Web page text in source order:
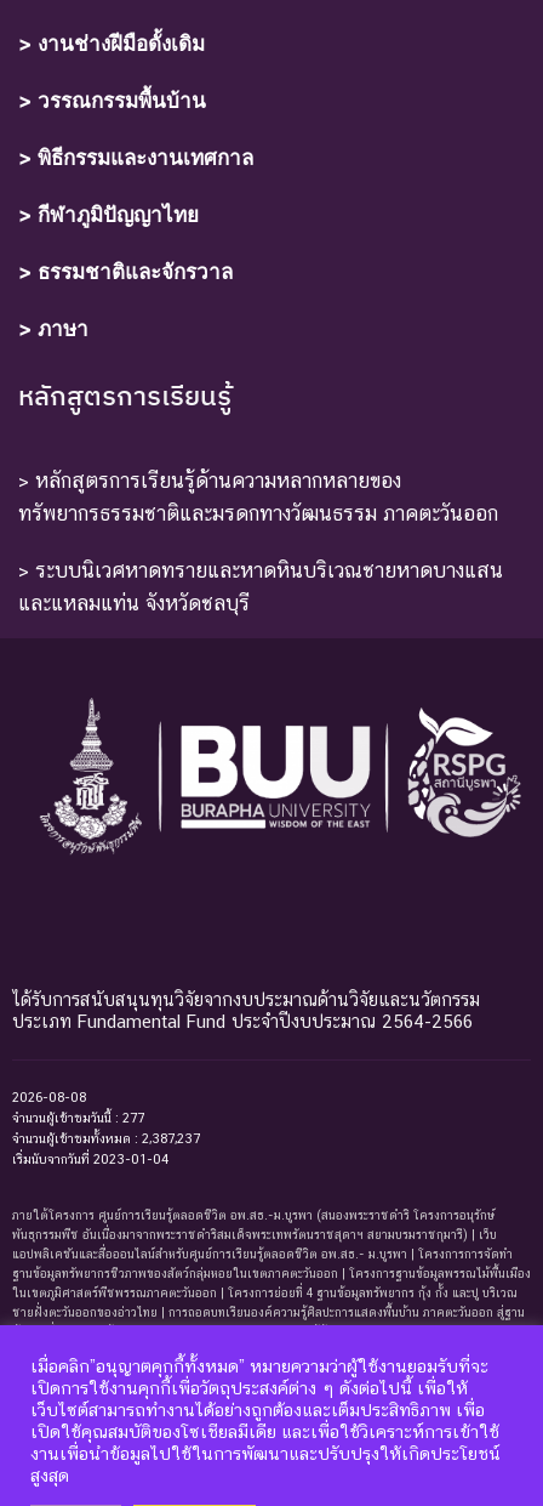
> งานช่างฝีมือดั้งเดิม
> วรรณกรรมพื้นบ้าน
> พิธีกรรมและงานเทศกาล
> กีฬาภูมิปัญญาไทย
> ธรรมชาติและจักรวาล
> ภาษา
หลักสูตรการเรียนรู้
> หลักสูตรการเรียนรู้ด้านความหลากหลายของ
ทรัพยากรธรรมชาติและมรดกทางวัฒนธรรม ภาคตะวันออก
> ระบบนิเวศหาดทรายและหาดหินบริเวณชายหาดบางแสน
และแหลมแท่น จังหวัดชลบุรี
ได้รับการสนับสนุนทุนวิจัยจากงบประมาณด้านวิจัยและนวัตกรรม
ประเภท Fundamental Fund ประจำปีงบประมาณ 2564-2566
2026-08-08
จำนวนผู้เข้าชมวันนี้ : 277
จำนวนผู้เข้าชมทั้งหมด : 2,387,237
เริ่มนับจากวันที่ 2023-01-04
ภายใต้โครงการ ศูนย์การเรียนรู้ตลอดชีวิต อพ.สธ.-ม.บูรพา (สนองพระราชดำริ โครงการอนุรักษ์
พันธุกรรมพืช อันเนื่องมาจากพระราชดำริสมเด็จพระเทพรัตนราชสุดาฯ สยามบรมราชกุมารี) | เว็บ
แอปพลิเคชันและสื่อออนไลน์สำหรับศูนย์การเรียนรู้ตลอดชีวิต อพ.สธ.- ม.บูรพา | โครงการการจัดทํา
ฐานข้อมูลทรัพยากรชีวภาพของสัตว์กลุ่มหอยในเขตภาคตะวันออก | โครงการฐานข้อมูลพรรณไม้พื้นเมือง
ในเขตภูมิศาสตร์พืชพรรณภาคตะวันออก | โครงการย่อยที่ 4 ฐานข้อมูลทรัพยากร กุ้ง กั้ง และปู บริเวณ
ชายฝั่งตะวันออกของอ่าวไทย | การถอดบทเรียนองค์ความรู้ศิลปะการแสดงพื้นบ้าน ภาคตะวันออก สู่ฐาน
ทรัพยากรธรรมชาติและมรดกทางวัฒนธรรม ภาคตะวันออก | ฐานข้อมูลมดในเขตภาคตะวันออกของ
ประเทศไทย | ฐานข้อมูลเพรียงหินในเขตภาคตะวันออกของประเทศไทย | ฐานข้อมูลทรัพยากรหญ้าทะเล
บริเวณชายฝั่งตะวันออกของอ่าวไทย | ฐานข้อมูลทรัพยากรแพลงก์ตอนทะเลและสาหร่ายทะเลบริเวณ
ชายฝั่งทะเลตะวันออกของอ่าวไทย | ฐานข้อมูลแมงมุมอันดับฐาน Mygalomorphae ในเขตภาคตะวันออก
ของประเทศไทย | โครงการการถอดบทเรียนองค์ความรู้ระบบนิเวศหาดทรายและหาดหินบริเวณชายหาด
บางแสนและแหลมแท่น จังหวัดชลบุรี เพื่อการจัดทำฐานข้อมูลและการพัฒนาหลักสูตรการเรียนรู้ด้าน
เมื่อคลิก”อนุญาตคุกกี้ทั้งหมด” หมายความว่าผู้ใช้งานยอมรับที่จะ
เปิดการใช้งานคุกกี้เพื่อวัตถุประสงค์ต่าง ๆ ดังต่อไปนี้ เพื่อให้
เว็บไซต์สามารถทำงานได้อย่างถูกต้องและเต็มประสิทธิภาพ เพื่อ
เปิดใช้คุณสมบัติของโซเชียลมีเดีย และเพื่อใช้วิเคราะห์การเข้าใช้
งานเพื่อนำข้อมูลไปใช้ในการพัฒนาและปรับปรุงให้เกิดประโยชน์
สูงสุด